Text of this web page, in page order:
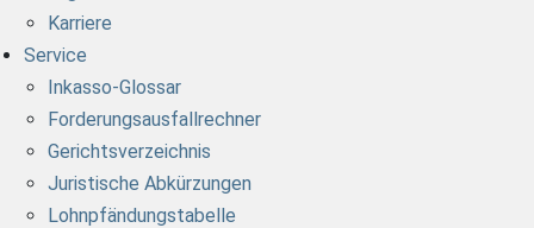
Karriere
Service
Inkasso-Glossar
Forderungsausfallrechner
Gerichtsverzeichnis
Juristische Abkürzungen
Lohnpfändungstabelle